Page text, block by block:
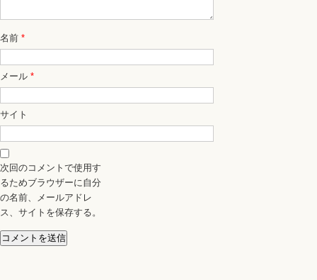
名前 *
メール *
サイト
次回のコメントで使用す
るためブラウザーに自分
の名前、メールアドレ
ス、サイトを保存する。